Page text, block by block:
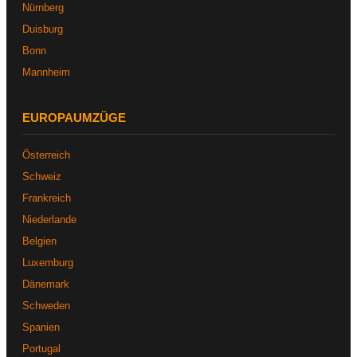
Nürnberg
Duisburg
Bonn
Mannheim
EUROPAUMZÜGE
Österreich
Schweiz
Frankreich
Niederlande
Belgien
Luxemburg
Dänemark
Schweden
Spanien
Portugal